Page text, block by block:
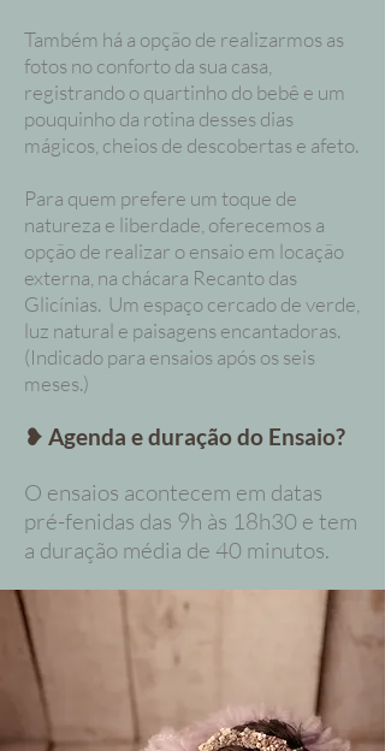
Também há a opção de realizarmos as
fotos no conforto da sua casa,
registrando o quartinho do bebê e um
pouquinho da rotina desses dias
mágicos, cheios de descobertas e afeto.
Para quem prefere um toque de
natureza e liberdade, oferecemos a
opção de realizar o ensaio em locação
externa, na chácara Recanto das
Glicínias. Um espaço cercado de verde,
luz natural e paisagens encantadoras.
(Indicado para ensaios após os seis
meses.)
❥ Agenda e duração do Ensaio?
O ensaios acontecem em datas
pré-fenidas ​ das 9h às 18h30 e tem
a duração média de 40 minutos.